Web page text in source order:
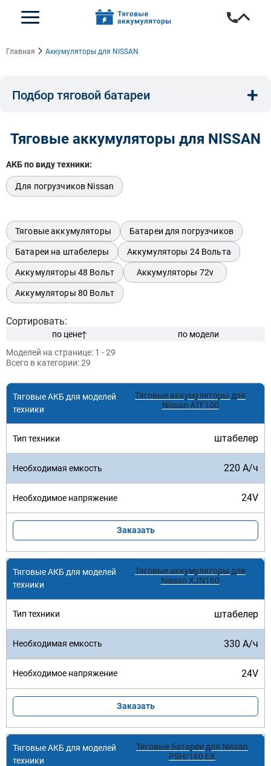
Главная Аккумуляторы для NISSAN
Подбор тяговой батареи
Длина, мм:
Бренд техники:
Модель:
Подобрать
Очистить подбор
+
Тяговые аккумуляторы для NISSAN
АКБ по виду техники:
Для погрузчиков Nissan
Тяговые аккумуляторы Батареи для погрузчиков
Батареи на штабелеры Аккумуляторы 24 Вольта
Аккумуляторы 48 Вольт Аккумуляторы 72v
Аккумуляторы 80 Вольт
Сортировать:
по цене
по модели
Моделей на странице: 1 - 29
Всего в категории:29
Тяговые аккумуляторы для
Nissan ATF100
штабелер
220 А/ч
24V
Заказать
Тяговые аккумуляторы для
Nissan XJN160
штабелер
330 А/ч
24V
Заказать
Тяговые батареи для Nissan
PSH/160 EX